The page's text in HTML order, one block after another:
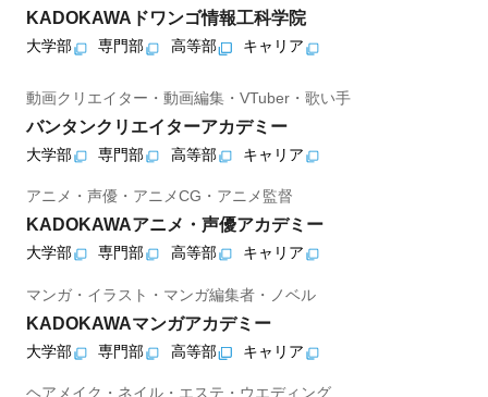
KADOKAWAドワンゴ情報工科学院
大学部 専門部 高等部 キャリア
動画クリエイター・動画編集・VTuber・歌い手
バンタンクリエイターアカデミー
大学部 専門部 高等部 キャリア
アニメ・声優・アニメCG・アニメ監督
KADOKAWAアニメ・声優アカデミー
大学部 専門部 高等部 キャリア
マンガ・イラスト・マンガ編集者・ノベル
KADOKAWAマンガアカデミー
大学部 専門部 高等部 キャリア
ヘアメイク・ネイル・エステ・ウエディング